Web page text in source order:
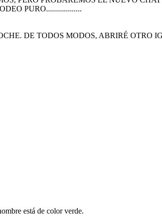
PURO..................
DE TODOS MODOS, ABRIRÉ OTRO
está de color verde.